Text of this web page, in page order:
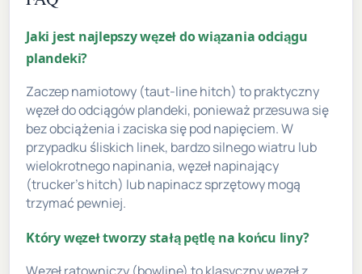
Jaki jest najlepszy węzeł do wiązania odciągu
plandeki?
Zaczep namiotowy (taut-line hitch) to praktyczny
węzeł do odciągów plandeki, ponieważ przesuwa się
bez obciążenia i zaciska się pod napięciem. W
przypadku śliskich linek, bardzo silnego wiatru lub
wielokrotnego napinania, węzeł napinający
(trucker's hitch) lub napinacz sprzętowy mogą
trzymać pewniej.
Który węzeł tworzy stałą pętlę na końcu liny?